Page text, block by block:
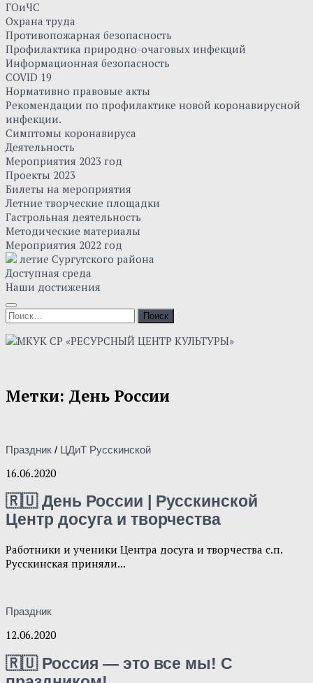
ГОиЧС
Охрана труда
Противопожарная безопасность
Профилактика природно-очаговых инфекций
Информационная безопасность
COVID 19
Нормативно правовые акты
Рекомендации по профилактике новой коронавирусной
инфекции.
Симптомы коронавируса
Деятельность
Мероприятия 2023 год
Проекты 2023
Билеты на мероприятия
Летние творческие площадки
Гастрольная деятельность
Методические материалы
Мероприятия 2022 год
летие Сургутского района
Доступная среда
Наши достижения
Найти:
Метки: День России
Праздник / ЦДиТ Русскинской
16.06.2020
🇷🇺 День России | Русскинской
Центр досуга и творчества
Работники и ученики Центра досуга и творчества с.п.
Русскинская приняли...
Праздник
12.06.2020
🇷🇺 Россия — это все мы! С